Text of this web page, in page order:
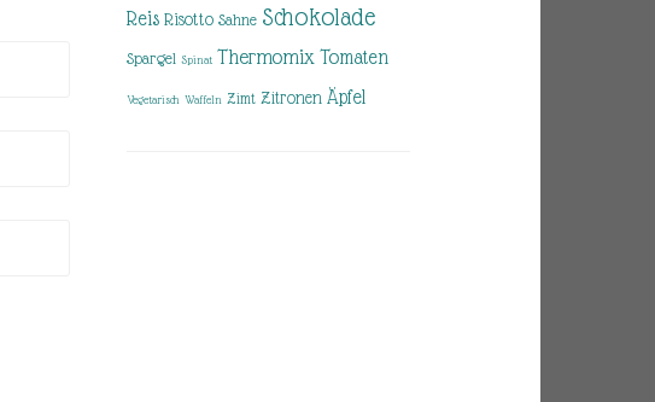
Reis Risotto Sahne Schokolade
Spargel Spinat Thermomix Tomaten
Vegetarisch Waffeln Zimt Zitronen Äpfel